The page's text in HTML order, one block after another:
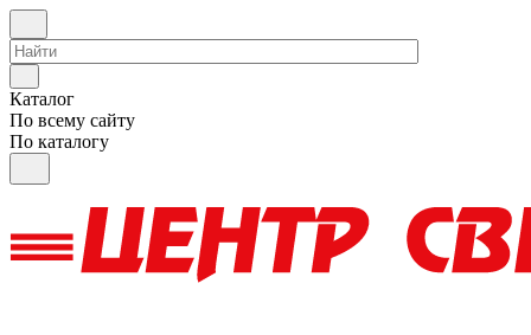
Каталог
По всему сайту
По каталогу